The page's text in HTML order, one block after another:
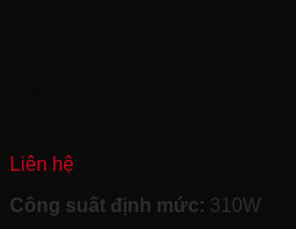
Liên hệ
Công suất định mức: 310W